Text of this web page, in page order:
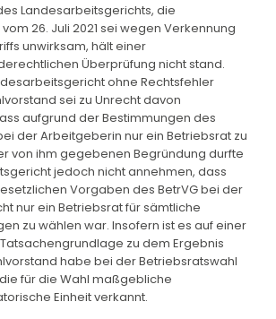
Landesarbeitsgerichts, die
26. Juli 2021 sei wegen Verkennung
unwirksam, hält einer
Überprüfung nicht stand.
ohne Rechtsfehler
sei zu Unrecht davon
aufgrund der Bestimmungen des
der Arbeitgeberin nur ein Betriebsrat zu
von ihm gegebenen Begründung durfte
jedoch nicht annehmen, dass
Vorgaben des BetrVG bei der
nur ein Betriebsrat für sämtliche
zu wählen war. Insofern ist es auf einer
zu dem Ergebnis
habe bei der Betriebsratswahl
die für die Wahl maßgebliche
Einheit verkannt.